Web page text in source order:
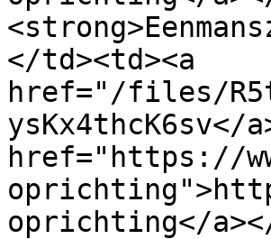
</td><td><a
href="/files/
ysKx4thcK6sv</
href="https://
oprichting</